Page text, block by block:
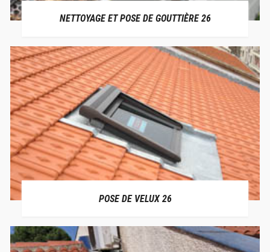
NETTOYAGE ET POSE DE GOUTTIÈRE 26
POSE DE VELUX 26